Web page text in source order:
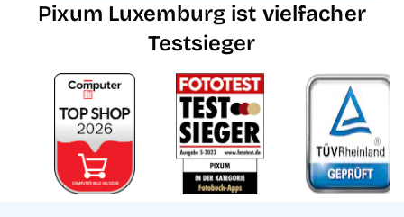
Pixum Luxemburg ist vielfacher
Testsieger